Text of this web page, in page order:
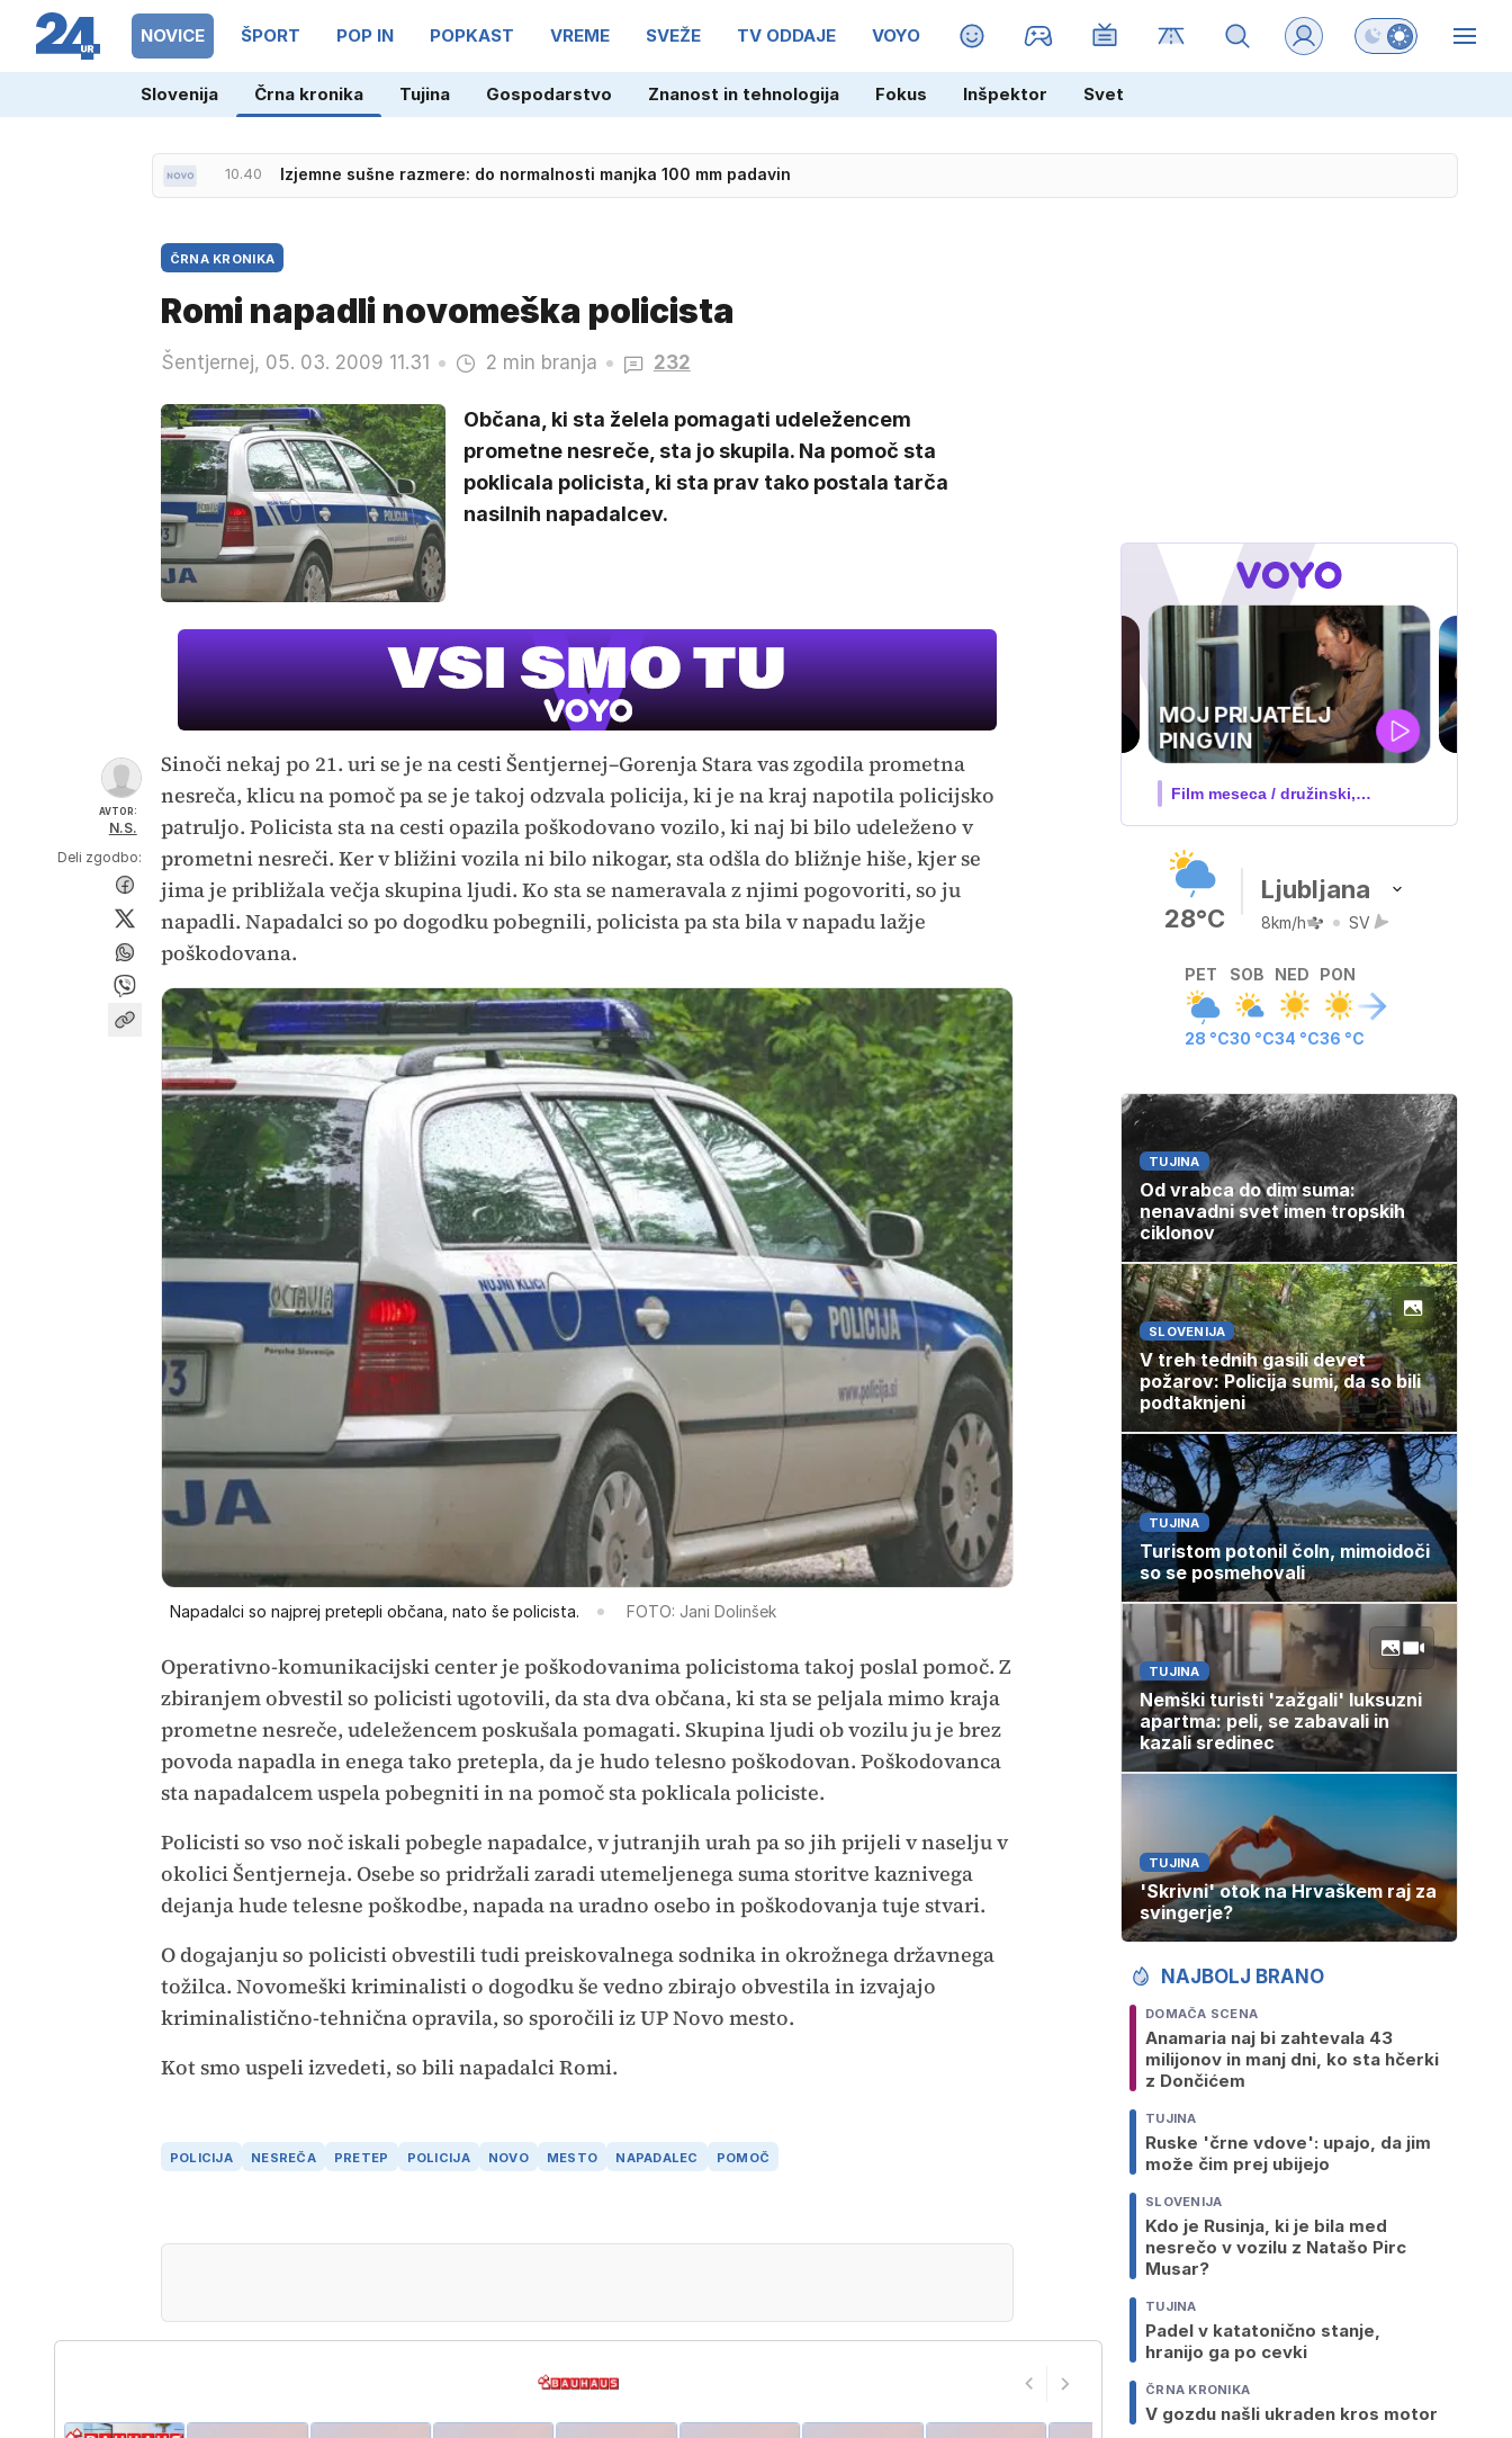
NOVICE ŠPORT POP IN POPKAST VREME SVEŽE TV ODDAJE VOYO MAGAZIN Preklopi barvni
Slovenija Črna kronika Tujina Gospodarstvo Znanost in tehnologija Fokus Inšpektor Svet
10.40 Izjemne sušne razmere: do normalnosti manjka 100 mm padavin
ČRNA KRONIKA
Romi napadli novomeška policista
Šentjernej, 05. 03. 2009 11.31 2 min branja 232
Občana, ki sta želela pomagati udeležencem
prometne nesreče, sta jo skupila. Na pomoč sta
poklicala policista, ki sta prav tako postala tarča
nasilnih napadalcev.
AVTOR:
N.S.
Deli zgodbo:
Sinoči nekaj po 21. uri se je na cesti Šentjernej–Gorenja Stara vas zgodila prometna
nesreča, klicu na pomoč pa se je takoj odzvala policija, ki je na kraj napotila policijsko
patruljo. Policista sta na cesti opazila poškodovano vozilo, ki naj bi bilo udeleženo v
prometni nesreči. Ker v bližini vozila ni bilo nikogar, sta odšla do bližnje hiše, kjer se
jima je približala večja skupina ljudi. Ko sta se nameravala z njimi pogovoriti, so ju
napadli. Napadalci so po dogodku pobegnili, policista pa sta bila v napadu lažje
poškodovana.
Napadalci so najprej pretepli občana, nato še policista. FOTO: Jani Dolinšek
Operativno-komunikacijski center je poškodovanima policistoma takoj poslal pomoč. Z
zbiranjem obvestil so policisti ugotovili, da sta dva občana, ki sta se peljala mimo kraja
prometne nesreče, udeležencem poskušala pomagati. Skupina ljudi ob vozilu ju je brez
povoda napadla in enega tako pretepla, da je hudo telesno poškodovan. Poškodovanca
sta napadalcem uspela pobegniti in na pomoč sta poklicala policiste.
Policisti so vso noč iskali pobegle napadalce, v jutranjih urah pa so jih prijeli v naselju v
okolici Šentjerneja. Osebe so pridržali zaradi utemeljenega suma storitve kaznivega
dejanja hude telesne poškodbe, napada na uradno osebo in poškodovanja tuje stvari.
O dogajanju so policisti obvestili tudi preiskovalnega sodnika in okrožnega državnega
tožilca. Novomeški kriminalisti o dogodku še vedno zbirajo obvestila in izvajajo
kriminalistično-tehnična opravila, so sporočili iz UP Novo mesto.
Kot smo uspeli izvedeti, so bili napadalci Romi.
POLICIJA NESREČA PRETEP POLICIJA NOVO MESTO NAPADALEC POMOČ
UEFA
SUPERPOKAL
V živo na VOYO: sreda ob 20.30
28°C
Ljubljana
8km/h SV
PET
28 °C
SOB
30 °C
NED
34 °C
PON
36 °C
TUJINA
Od vrabca do dim suma:
nenavadni svet imen tropskih
ciklonov
SLOVENIJA
V treh tednih gasili devet
požarov: Policija sumi, da so bili
podtaknjeni
TUJINA
Turistom potonil čoln, mimoidoči
so se posmehovali
TUJINA
Nemški turisti 'zažgali' luksuzni
apartma: peli, se zabavali in
kazali sredinec
TUJINA
'Skrivni' otok na Hrvaškem raj za
svingerje?
NAJBOLJ BRANO
DOMAČA SCENA
Anamaria naj bi zahtevala 43
milijonov in manj dni, ko sta hčerki
z Dončićem
TUJINA
Ruske 'črne vdove': upajo, da jim
može čim prej ubijejo
SLOVENIJA
Kdo je Rusinja, ki je bila med
nesrečo v vozilu z Natašo Pirc
Musar?
TUJINA
Padel v katatonično stanje,
hranijo ga po cevki
ČRNA KRONIKA
V gozdu našli ukraden kros motor